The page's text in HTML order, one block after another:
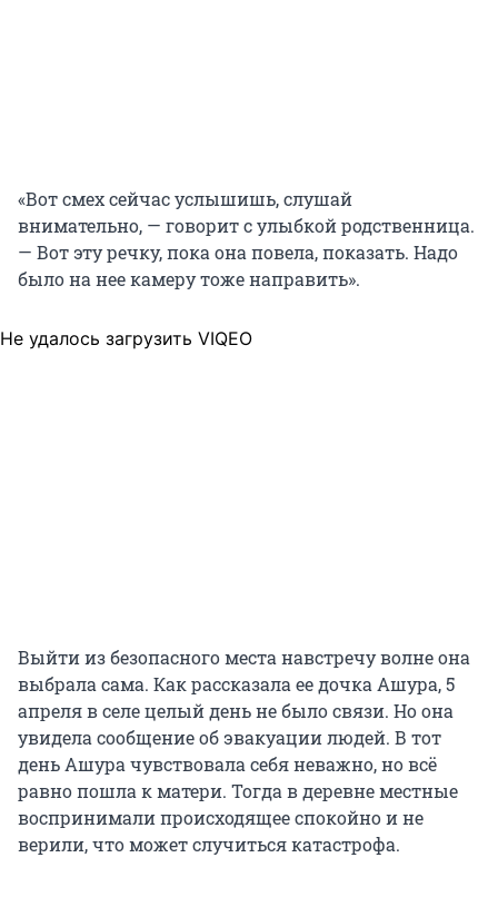
«Вот смех сейчас услышишь, слушай
внимательно, — говорит с улыбкой родственница.
— Вот эту речку, пока она повела, показать. Надо
было на нее камеру тоже направить».
Не удалось загрузить VIQEO
Выйти из безопасного места навстречу волне она
выбрала сама. Как рассказала ее дочка Ашура, 5
апреля в селе целый день не было связи. Но она
увидела сообщение об эвакуации людей. В тот
день Ашура чувствовала себя неважно, но всё
равно пошла к матери. Тогда в деревне местные
воспринимали происходящее спокойно и не
верили, что может случиться катастрофа.